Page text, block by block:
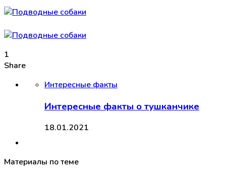
1
Share
Интересные факты
Интересные факты о тушканчике
18.01.2021
Материалы по теме